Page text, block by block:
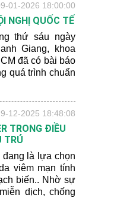
01-2026 18:00:00
NGHỊ QUỐC TẾ
thứ sáu ngày
Giang, khoa
đã có bài báo
quá trình chuẩn
12-2025 18:48:08
TRONG ĐIỀU
TRÚ
viêm mạn tính
biến.. Nhờ sự
dịch, chống